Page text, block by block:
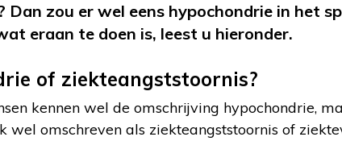
Dan zou er wel eens hypochondrie in het
eraan te doen is, leest u hieronder.
of ziekteangststoornis?
kennen wel de omschrijving hypochondrie,
wel omschreven als ziekteangststoornis of